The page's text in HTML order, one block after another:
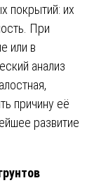
покрытий: их
При
или в
анализ
причину её
развитие